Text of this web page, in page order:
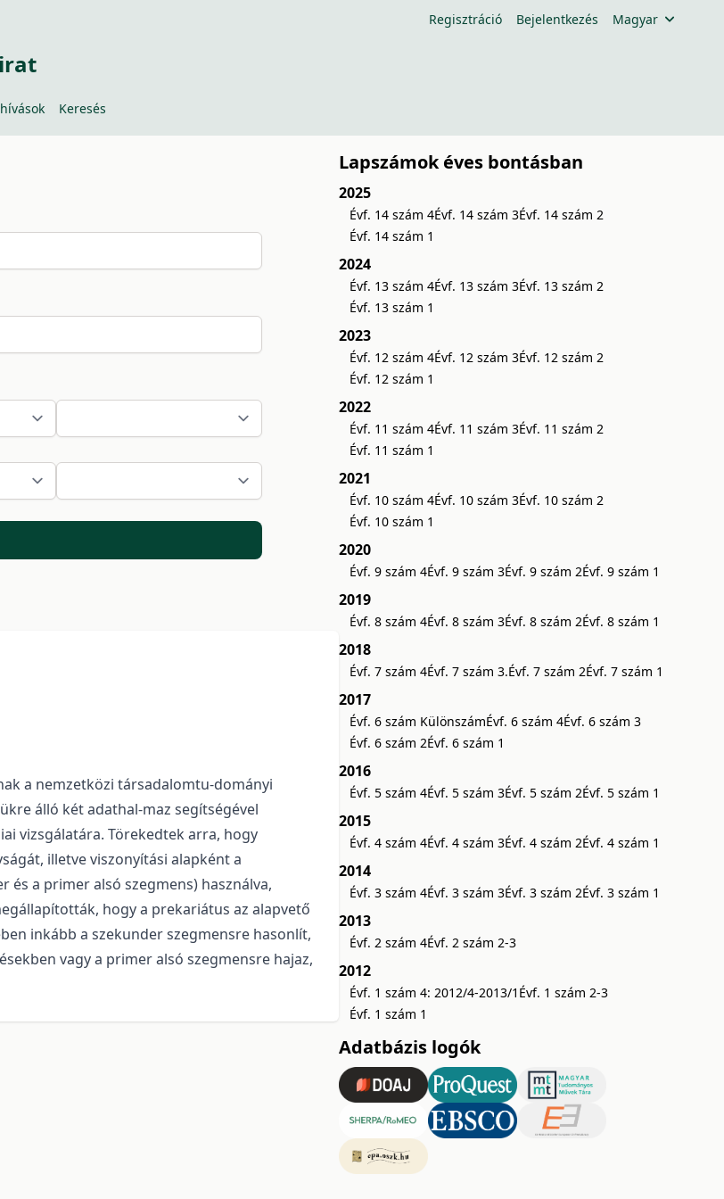
Regisztráció Bejelentkezés Magyar
Keresés
a nemzetközi társadalomtu-dományi
álló két adathal-maz segítségével
vizsgálatára. Törekedtek arra, hogy
illetve viszonyítási alapként a
a primer alsó szegmens) használva,
hogy a prekariátus az alapvető
inkább a szekunder szegmensre hasonlít,
vagy a primer alsó szegmensre hajaz,
Lapszámok éves bontásban
2025
Évf. 14 szám 4Évf. 14 szám 3Évf. 14 szám 2
Évf. 14 szám 1
2024
Évf. 13 szám 4Évf. 13 szám 3Évf. 13 szám 2
Évf. 13 szám 1
2023
Évf. 12 szám 4Évf. 12 szám 3Évf. 12 szám 2
Évf. 12 szám 1
2022
Évf. 11 szám 4Évf. 11 szám 3Évf. 11 szám 2
Évf. 11 szám 1
2021
Évf. 10 szám 4Évf. 10 szám 3Évf. 10 szám 2
Évf. 10 szám 1
2020
Évf. 9 szám 4Évf. 9 szám 3Évf. 9 szám 2Évf. 9 szám 1
2019
Évf. 8 szám 4Évf. 8 szám 3Évf. 8 szám 2Évf. 8 szám 1
2018
Évf. 7 szám 4Évf. 7 szám 3.Évf. 7 szám 2Évf. 7 szám 1
2017
Évf. 6 szám KülönszámÉvf. 6 szám 4Évf. 6 szám 3
Évf. 6 szám 2Évf. 6 szám 1
2016
Évf. 5 szám 4Évf. 5 szám 3Évf. 5 szám 2Évf. 5 szám 1
2015
Évf. 4 szám 4Évf. 4 szám 3Évf. 4 szám 2Évf. 4 szám 1
2014
Évf. 3 szám 4Évf. 3 szám 3Évf. 3 szám 2Évf. 3 szám 1
2013
Évf. 2 szám 4Évf. 2 szám 2-3
2012
Évf. 1 szám 4: 2012/4-2013/1 Évf. 1 szám 2-3
Évf. 1 szám 1
Adatbázis logók